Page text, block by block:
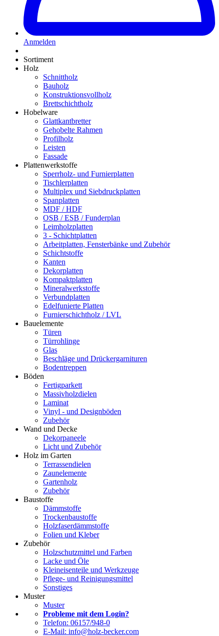
Anmelden
Sortiment
Holz
Schnittholz
Bauholz
Konstruktionsvollholz
Brettschichtholz
Hobelware
Glattkantbretter
Gehobelte Rahmen
Profilholz
Leisten
Fassade
Plattenwerkstoffe
Sperrholz- und Furnierplatten
Tischlerplatten
Multiplex und Siebdruckplatten
Spanplatten
MDF / HDF
OSB / ESB / Funderplan
Leimholzplatten
3 - Schichtplatten
Arbeitplatten, Fensterbänke und Zubehör
Schichtstoffe
Kanten
Dekorplatten
Kompaktplatten
Mineralwerkstoffe
Verbundplatten
Edelfunierte Platten
Furnierschichtholz / LVL
Bauelemente
Türen
Türrohlinge
Glas
Beschläge und Drückergarnituren
Bodentreppen
Böden
Fertigparkett
Massivholzdielen
Laminat
Vinyl - und Designböden
Zubehör
Wand und Decke
Dekorpaneele
Licht und Zubehör
Holz im Garten
Terrassendielen
Zaunelemente
Gartenholz
Zubehör
Baustoffe
Dämmstoffe
Trockenbaustoffe
Holzfaserdämmstoffe
Folien und Kleber
Zubehör
Holzschutzmittel und Farben
Lacke und Öle
Kleineisenteile und Werkzeuge
Pflege- und Reinigungsmittel
Sonstiges
Muster
Muster
Probleme mit dem Login?
Telefon: 06157/948-0
E-Mail: info@holz-becker.com